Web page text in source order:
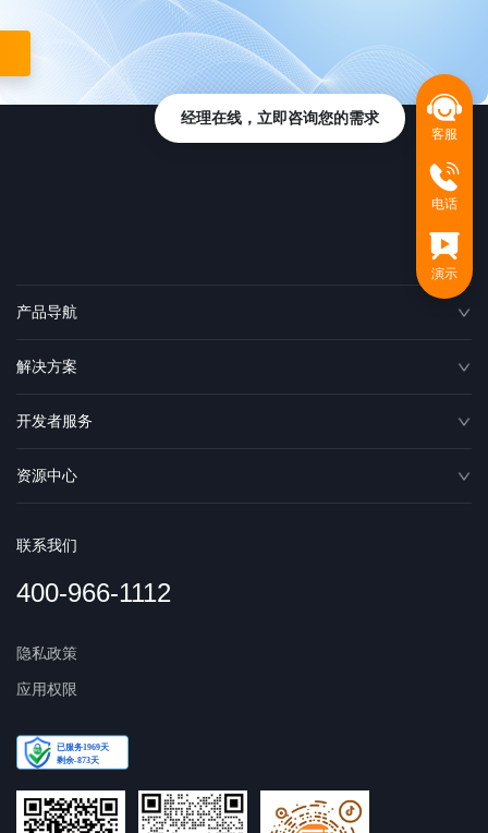
产品导航
解决方案
开发者服务
资源中心
联系我们
400-966-1112
隐私政策
应用权限
客服
电话
演示
经理在线，立即咨询您的需求